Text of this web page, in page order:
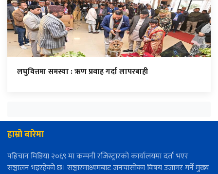
लघुवित्तमा समस्या : ऋण प्रवाह गर्दा लापरबाही
हाम्रो बारेमा
पहिचान मिडिया २०६९ मा कम्पनी रजिस्ट्रारको कार्यालयमा दर्ता भएर
सञ्चालन भइरहेको छ। सञ्चारमाध्यमबाट जनचासोका विषय उजागर गर्ने मुख्य